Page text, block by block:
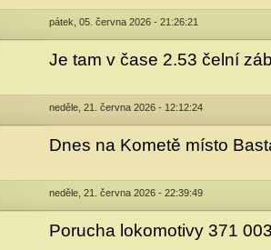
pátek, 05. června 2026 - 21:26:21
Je tam v čase 2.53 čelní
neděle, 21. června 2026 - 12:12:24
Dnes na Kometě místo
neděle, 21. června 2026 - 22:39:49
Porucha lokomotivy 371